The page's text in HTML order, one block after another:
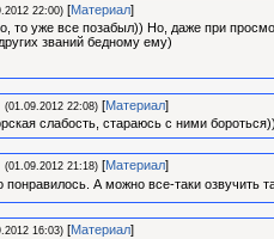
22:00) [Материал]
то уже все позабыл)) Но, даже при
званий бедному ему)
(01.09.2012 22:08) [Материал]
слабость, стараюсь с ними
(01.09.2012 21:18) [Материал]
понравилось. А можно все-таки озвучить
16:03) [Материал]